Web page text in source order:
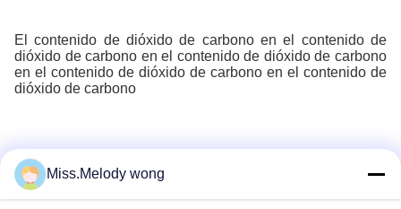
El contenido de dióxido de carbono en el contenido de
dióxido de carbono en el contenido de dióxido de carbono
en el contenido de dióxido de carbono en el contenido de
dióxido de carbono
Recommended Products
Miss.Melody wong